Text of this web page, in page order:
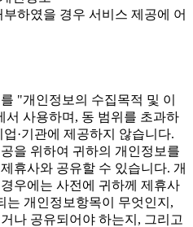
하였을 경우 서비스 제공에 어
"개인정보의 수집목적 및 이
사용하며, 동 범위를 초과하
·기관에 제공하지 않습니다.
을 위하여 귀하의 개인정보를
휴사와 공유할 수 있습니다. 개
우에는 사전에 귀하께 제휴사
는 개인정보항목이 무엇인지,
나 공유되어야 하는지, 그리고